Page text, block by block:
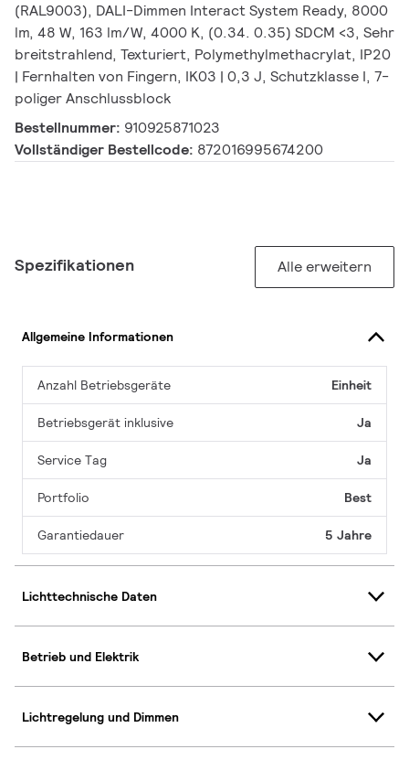
(RAL9003), DALI-Dimmen Interact System Ready, 8000
lm, 48 W, 163 lm/W, 4000 K, (0.34. 0.35) SDCM <3, Sehr
breitstrahlend, Texturiert, Polymethylmethacrylat, IP20
| Fernhalten von Fingern, IK03 | 0,3 J, Schutzklasse I, 7-
poliger Anschlussblock
Bestellnummer: 910925871023
Vollständiger Bestellcode: 872016995674200
Spezifikationen Alle erweitern
Allgemeine Informationen
Anzahl Betriebsgeräte Einheit
Betriebsgerät inklusive Ja
Service Tag Ja
Portfolio Best
Garantiedauer 5 Jahre
Lichttechnische Daten
Betrieb und Elektrik
Lichtregelung und Dimmen